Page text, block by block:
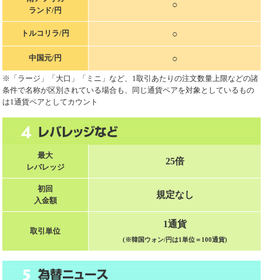
ランド/円
○
トルコリラ/円 ○
中国元/円 ○
※「ラージ」「大口」「ミニ」など、1取引あたりの注文数量上限などの諸
条件で名称が区別されている場合も、同じ通貨ペアを対象としているもの
は1通貨ペアとしてカウント
最大
レバレッジ
25倍
初回
入金額
規定なし
取引単位
1通貨
(※韓国ウォン/円は1単位＝100通貨)